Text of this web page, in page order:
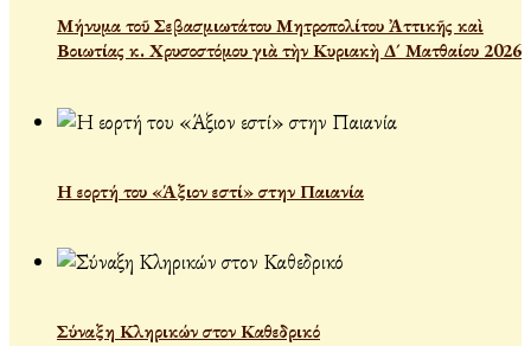
Μήνυμα τοῦ Σεβασμιωτάτου Μητροπολίτου Ἀττικῆς καὶ
Βοιωτίας κ. Χρυσοστόμου γιὰ τὴν Κυριακὴ Δ´ Ματθαίου 2026
Η εορτή του «Άξιον εστί» στην Παιανία
Σύναξη Κληρικών στον Καθεδρικό